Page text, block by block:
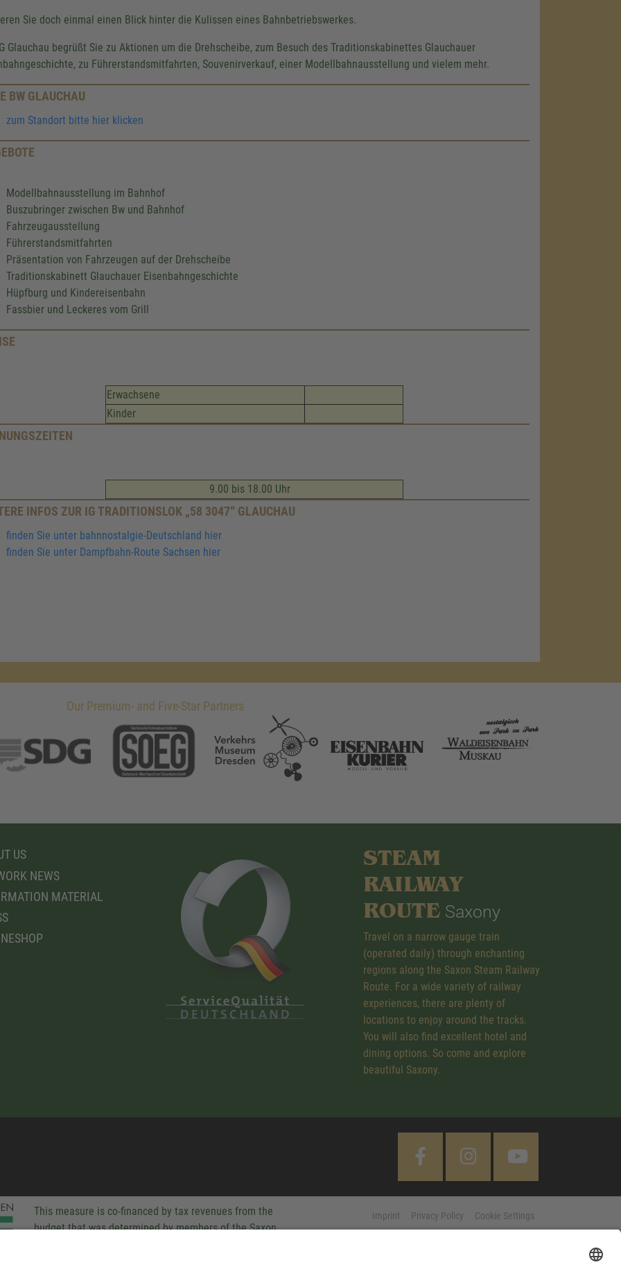
Sie doch einmal einen Blick hinter die Kulissen eines Bahnbetriebswerkes.
Glauchau begrüßt Sie zu Aktionen um die Drehscheibe, zum Besuch des Traditionskabinettes Glauchauer
zu Führerstandsmitfahrten, Souvenirverkauf, einer Modellbahnausstellung und vielem mehr.
BW GLAUCHAU
zum Standort bitte hier klicken
Modellbahnausstellung im Bahnhof
Buszubringer zwischen Bw und Bahnhof
Fahrzeugausstellung
Führerstandsmitfahrten
Präsentation von Fahrzeugen auf der Drehscheibe
Traditionskabinett Glauchauer Eisenbahngeschichte
Hüpfburg und Kindereisenbahn
Fassbier und Leckeres vom Grill
Erwachsene
Kinder
9.00 bis 18.00 Uhr
INFOS ZUR IG TRADITIONSLOK „58 3047“ GLAUCHAU
finden Sie unter bahnnostalgie-Deutschland hier
finden Sie unter Dampfbahn-Route Sachsen hier
Our Premium- and Five-Star Partners
US
NEWS
MATERIAL
STEAM
RAILWAY
ROUTE Saxony
Travel on a narrow gauge train
(operated daily) through enchanting
regions along the Saxon Steam Railway
Route. For a wide variety of railway
experiences, there are plenty of
locations to enjoy around the tracks.
You will also find excellent hotel and
dining options. So come and explore
beautiful Saxony.
This measure is co-financed by tax revenues from the
budget that was determined by members of the Saxon
Imprint Privacy Policy Cookie Settings